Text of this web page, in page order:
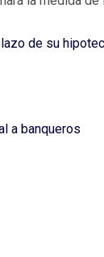
de su
a banqueros